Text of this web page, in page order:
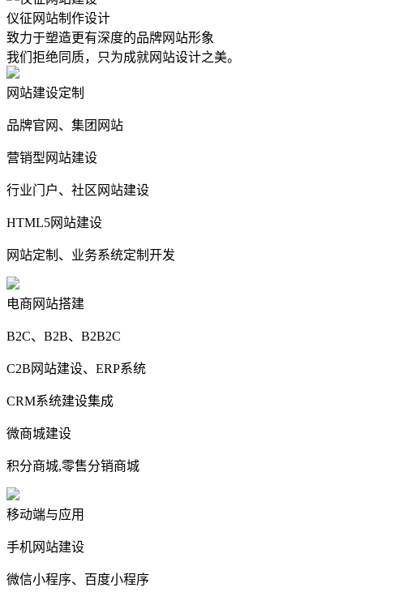
仪征网站制作设计
致力于塑造更有深度的品牌网站形象
我们拒绝同质，只为成就网站设计之美。
网站建设定制
品牌官网、集团网站
营销型网站建设
行业门户、社区网站建设
HTML5网站建设
网站定制、业务系统定制开发
电商网站搭建
B2C、B2B、B2B2C
C2B网站建设、ERP系统
CRM系统建设集成
微商城建设
积分商城,零售分销商城
移动端与应用
手机网站建设
微信小程序、百度小程序